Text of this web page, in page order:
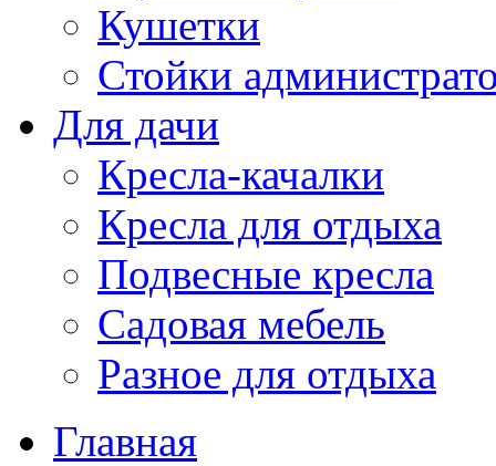
Кушетки
Стойки
Для дачи
Кресла-качалки
Кресла для отдыха
Подвесные кресла
Садовая мебель
Разное для отдыха
Главная